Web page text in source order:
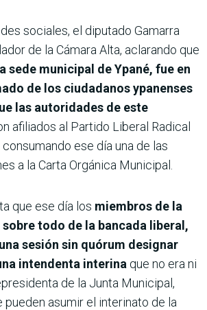
sociales, el diputado Gamarra
de la Cámara Alta, aclarando que
sede municipal de Ypané, fue en
de los ciudadanos ypanenses
las autoridades de este
afiliados al Partido Liberal Radical
ese día una de las
a la Carta Orgánica Municipal.
que ese día los miembros de la
todo de la bancada liberal,
sesión sin quórum designar
intendenta interina que no era ni
de la Junta Municipal,
asumir el interinato de la